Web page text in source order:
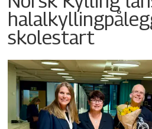
skolestart